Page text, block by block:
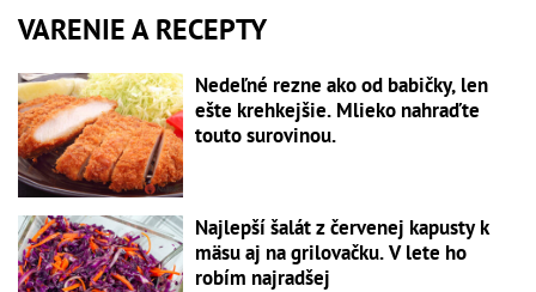
VARENIE A RECEPTY
Nedeľné rezne ako od babičky, len
ešte krehkejšie. Mlieko nahraďte
touto surovinou.
Najlepší šalát z červenej kapusty k
mäsu aj na grilovačku. V lete ho
robím najradšej